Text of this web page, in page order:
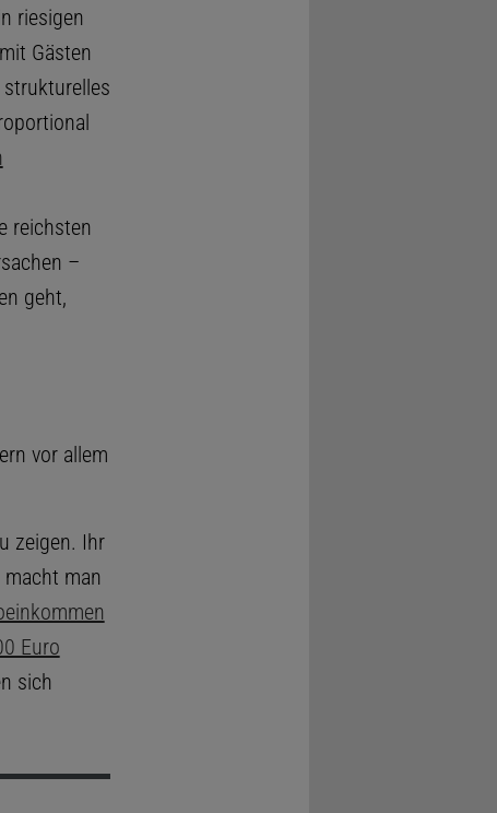
riesigen
Gästen
reichsten
–
geht,
vor allem
zeigen. Ihr
man
Euro
sich